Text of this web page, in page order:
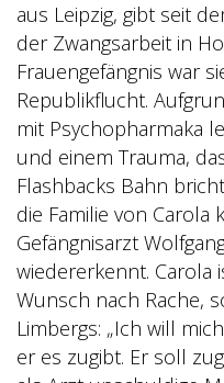
aus Leipzig, gibt seit
der Zwangsarbeit in
Frauengefängnis war
Republikflucht.
mit Psychopharmaka
und einem Trauma,
Flashbacks Bahn
die Familie von
Gefängnisarzt
wiedererkennt. Carola
Wunsch nach Rache,
Limbergs: „Ich will
er es zugibt. Er soll